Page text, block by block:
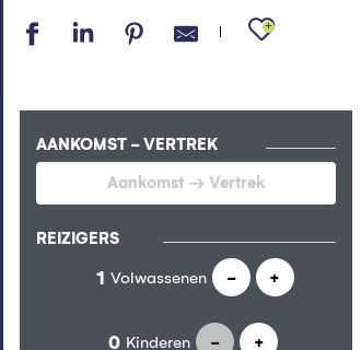
AANKOMST - VERTREK
REIZIGERS
Volwassenen
- +
Kinderen - +